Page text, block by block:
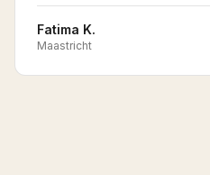
Fatima K.
Maastricht